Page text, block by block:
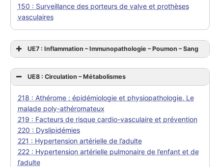
150 : Surveillance des porteurs de valve et prothèses
vasculaires
UE7 : Inflammation – Immunopathologie – Poumon – Sang
UE8 : Circulation – Métabolismes
218 : Athérome : épidémiologie et physiopathologie. Le
malade poly-athéromateux
219 : Facteurs de risque cardio-vasculaire et prévention
220 : Dyslipidémies
221 : Hypertension artérielle de l’adulte
222 : Hypertension artérielle pulmonaire de l’enfant et de
l’adulte